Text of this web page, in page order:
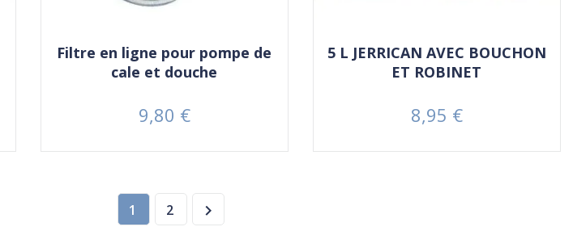
Filtre en ligne pour pompe de
cale et douche
Prix
9,80 €
5 L JERRICAN AVEC BOUCHON
ET ROBINET
Prix
8,95 €
1 2 